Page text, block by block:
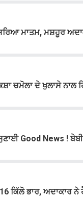
ਮਾਤਮ, ਮਸ਼ਹੂਰ
ਚਮੋਲਾ ਦੇ ਖੁਲਾਸੇ
Good News !
ਕਿੱਲੋ ਭਾਰ, ਅਦਾਕਾਰ